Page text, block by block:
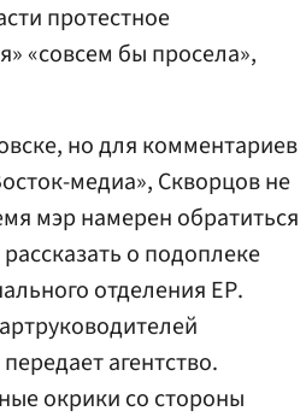
протестное
«совсем бы просела»,
но для комментариев
медиа», Скворцов не
мэр намерен обратиться
о подоплеке
отделения ЕР.
агентство.
окрики со стороны